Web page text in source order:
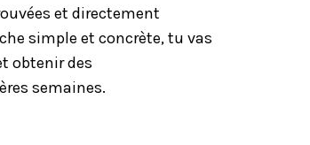
et directement
simple et concrète, tu vas
obtenir des
semaines.